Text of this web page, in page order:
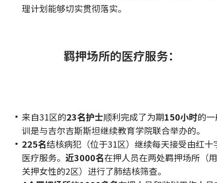
理计划能够切实贯彻落实。
羁押场所的医疗服务：
来自31区的23名护士顺利完成了为期150小时的
训是与吉尔吉斯斯坦继续教育学院联合举办的。
225名结核病犯（位于31区）继续每天接受由红
医疗服务。 近3000名在押人员在两处羁押场所（
关押女性的2区）进行了肺结核筛查。